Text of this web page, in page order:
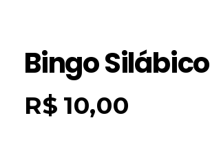
Bingo Silábico
R$ 10,00